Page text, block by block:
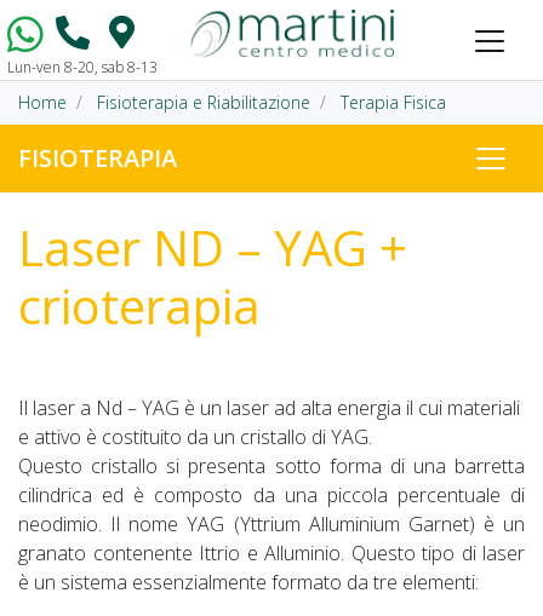
Vai al contenuto
Lun-ven 8-20, sab 8-13
Home Fisioterapia e Riabilitazione Terapia Fisica
FISIOTERAPIA
Laser ND – YAG +
crioterapia
Il laser a Nd – YAG è un laser ad alta energia il cui materiali
e attivo è costituito da un cristallo di YAG.
Questo cristallo si presenta sotto forma di una barretta
cilindrica ed è composto da una piccola percentuale di
neodimio. Il nome YAG (Yttrium Alluminium Garnet) è un
granato contenente Ittrio e Alluminio. Questo tipo di laser
è un sistema essenzialmente formato da tre elementi: